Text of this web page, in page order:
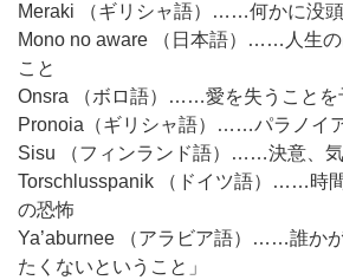
Meraki （ギリシャ語）……何かに没
Mono no aware （日本語）……人生の
こと
Onsra （ボロ語）……愛を失うことを
Pronoia（ギリシャ語）……パラノイ
Sisu （フィンランド語）……決意、
Torschlusspanik （ドイツ語）……時
の恐怖
Ya’aburnee （アラビア語）……誰か
たくないということ」